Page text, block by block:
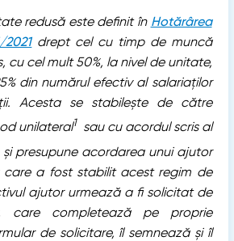
redusă este definit în Hotărârea
drept cel cu timp de muncă
cu cel mult 50%, la nivel de unitate,
din numărul efectiv al salariaților
Acesta se stabilește de către
unilateral1sau cu acordul scris al
presupune acordarea unui ajutor
care a fost stabilit acest regim de
ajutor urmează a fi solicitat de
care completează pe proprie
de solicitare, îl semnează și îl